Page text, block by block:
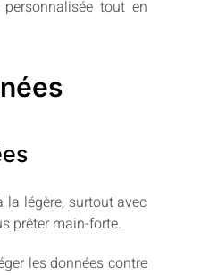
tout en
la légère, surtout avec
prêter main-forte.
les données contre